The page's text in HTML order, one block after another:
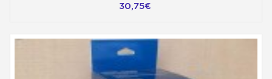
30,75€